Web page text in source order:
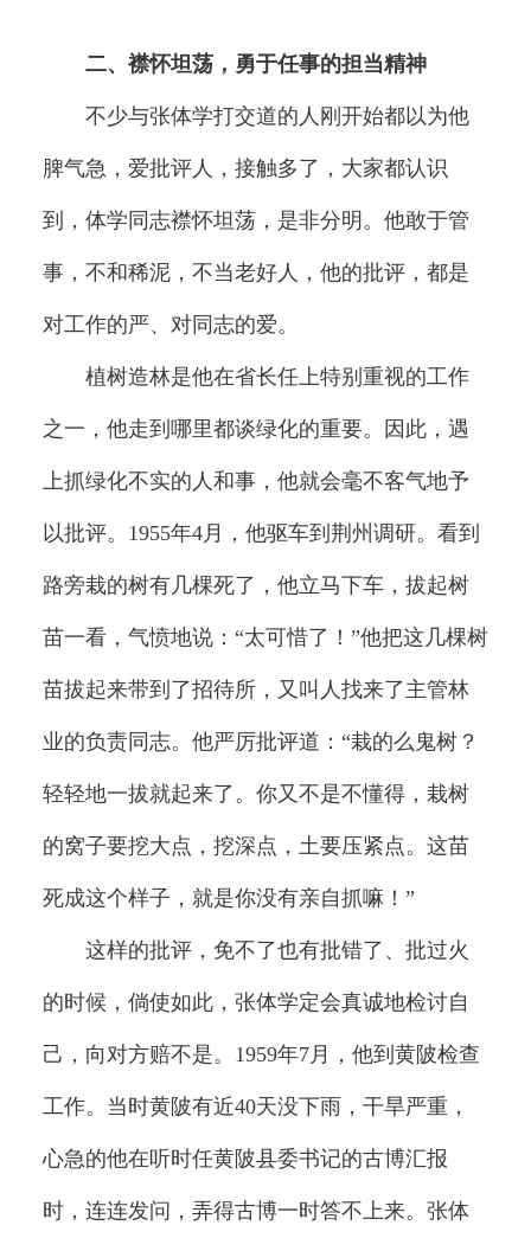
二、襟怀坦荡，勇于任事的担当精神
不少与张体学打交道的人刚开始都以为他
脾气急，爱批评人，接触多了，大家都认识
到，体学同志襟怀坦荡，是非分明。他敢于管
事，不和稀泥，不当老好人，他的批评，都是
对工作的严、对同志的爱。
植树造林是他在省长任上特别重视的工作
之一，他走到哪里都谈绿化的重要。因此，遇
上抓绿化不实的人和事，他就会毫不客气地予
以批评。1955年4月，他驱车到荆州调研。看到
路旁栽的树有几棵死了，他立马下车，拔起树
苗一看，气愤地说：“太可惜了！”他把这几棵树
苗拔起来带到了招待所，又叫人找来了主管林
业的负责同志。他严厉批评道：“栽的么鬼树？
轻轻地一拔就起来了。你又不是不懂得，栽树
的窝子要挖大点，挖深点，土要压紧点。这苗
死成这个样子，就是你没有亲自抓嘛！”
这样的批评，免不了也有批错了、批过火
的时候，倘使如此，张体学定会真诚地检讨自
己，向对方赔不是。1959年7月，他到黄陂检查
工作。当时黄陂有近40天没下雨，干旱严重，
心急的他在听时任黄陂县委书记的古博汇报
时，连连发问，弄得古博一时答不上来。张体